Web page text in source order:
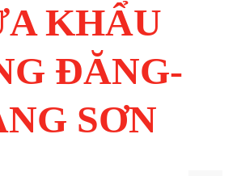
KHẨU
ĐĂNG-
SƠN